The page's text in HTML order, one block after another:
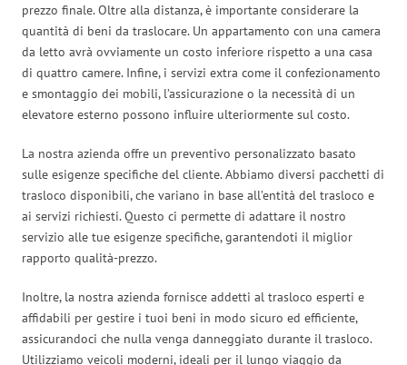
prezzo finale. Oltre alla distanza, è importante considerare la
quantità di beni da traslocare. Un appartamento con una camera
da letto avrà ovviamente un costo inferiore rispetto a una casa
di quattro camere. Infine, i servizi extra come il confezionamento
e smontaggio dei mobili, l’assicurazione o la necessità di un
elevatore esterno possono influire ulteriormente sul costo.
La nostra azienda offre un preventivo personalizzato basato
sulle esigenze specifiche del cliente. Abbiamo diversi pacchetti di
trasloco disponibili, che variano in base all’entità del trasloco e
ai servizi richiesti. Questo ci permette di adattare il nostro
servizio alle tue esigenze specifiche, garantendoti il miglior
rapporto qualità-prezzo.
Inoltre, la nostra azienda fornisce addetti al trasloco esperti e
affidabili per gestire i tuoi beni in modo sicuro ed efficiente,
assicurandoci che nulla venga danneggiato durante il trasloco.
Utilizziamo veicoli moderni, ideali per il lungo viaggio da